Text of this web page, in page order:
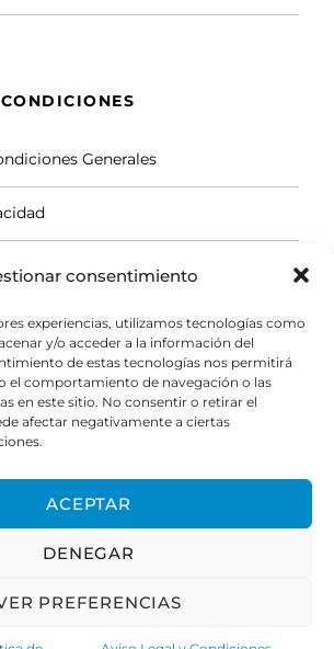
consentimiento
experiencias, utilizamos tecnologías como
y/o acceder a la información del
de estas tecnologías nos permitirá
el comportamiento de navegación o las
en este sitio. No consentir o retirar el
afectar negativamente a ciertas
ACEPTAR
DENEGAR
PREFERENCIAS
de formación intensiva y práctica
de Cuerda y Rápel en montaña.
de Escalada y Rápel: casco y
de Rápel: cuerdas,
Responsabilidad Civil y Accidentes.
pdf.
Generales
y transferido de forma